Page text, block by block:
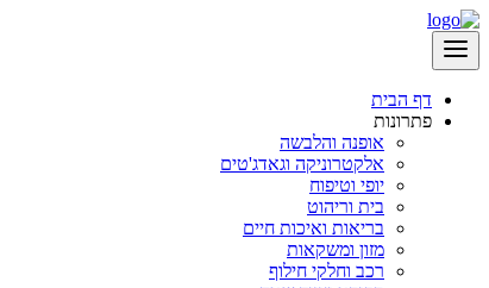
דף הבית
פתרונות
אופנה והלבשה
אלקטרוניקה וגאדג'טים
יופי וטיפוח
בית וריהוט
בריאות ואיכות חיים
מזון ומשקאות
רכב וחלקי חילוף